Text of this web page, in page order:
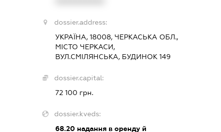
dossier.address:
УКРАЇНА, 18008, ЧЕРКАСЬКА ОБЛ.,
МІСТО ЧЕРКАСИ,
ВУЛ.СМІЛЯНСЬКА, БУДИНОК 149
dossier.capital:
72 100 грн.
dossier.kveds:
68.20 надання в оренду й